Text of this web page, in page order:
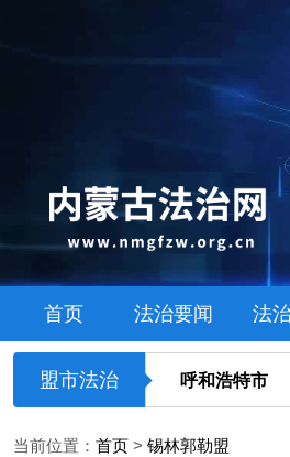
首页 法治要闻 法
盟市法治 呼和浩特市
当前位置： 首页 > 锡林郭勒盟